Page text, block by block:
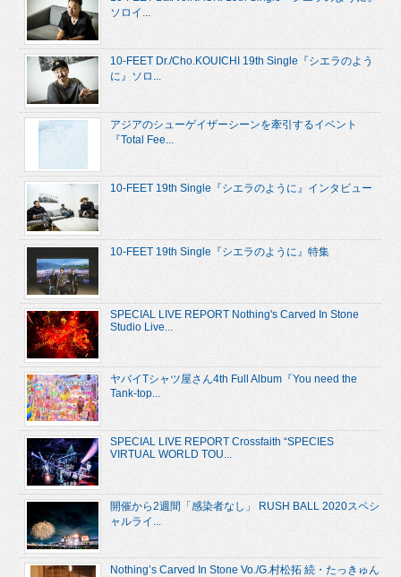
ソロイ...
10-FEET Dr./Cho.KOUICHI 19th Single『シエラのよう
に』ソロ...
アジアのシューゲイザーシーンを牽引するイベント
『Total Fee...
10-FEET 19th Single『シエラのように』インタビュー
10-FEET 19th Single『シエラのように』特集
SPECIAL LIVE REPORT Nothing's Carved In Stone
Studio Live...
ヤバイTシャツ屋さん4th Full Album『You need the
Tank-top...
SPECIAL LIVE REPORT Crossfaith “SPECIES
VIRTUAL WORLD TOU...
開催から2週間「感染者なし」 RUSH BALL 2020スペシ
ャルライ...
Nothing’s Carved In Stone Vo./G.村松拓 続・たっきゅん